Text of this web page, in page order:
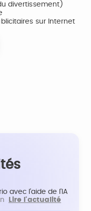
divertissement)
sur Internet
avec l'aide de l'IA
Lire l'actualité